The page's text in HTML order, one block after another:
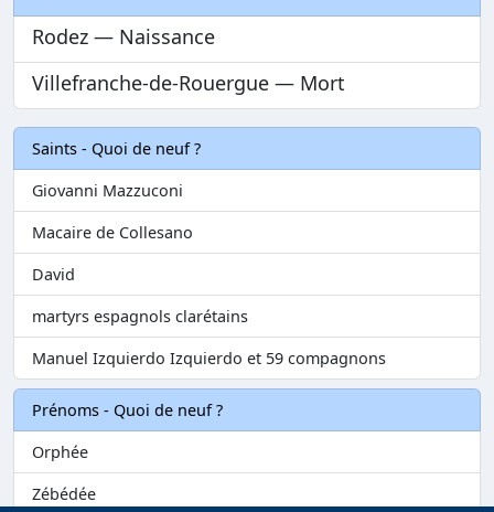
Rodez — Naissance
Villefranche-de-Rouergue — Mort
Saints - Quoi de neuf ?
Giovanni Mazzuconi
Macaire de Collesano
David
martyrs espagnols clarétains
Manuel Izquierdo Izquierdo et 59 compagnons
Prénoms - Quoi de neuf ?
Orphée
Zébédée